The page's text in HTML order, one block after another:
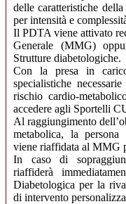
delle caratteristiche
per intensità e
Il PDTA viene attivato
Generale (MMG)
Strutture diabetologiche.
Con la presa in
specialistiche
rischio cardio-
accedere agli Sportelli
Al raggiungimento
metabolica, la persona
viene riaffidata al MMG
In caso di
riaffiderà
Diabetologica per la
di intervento